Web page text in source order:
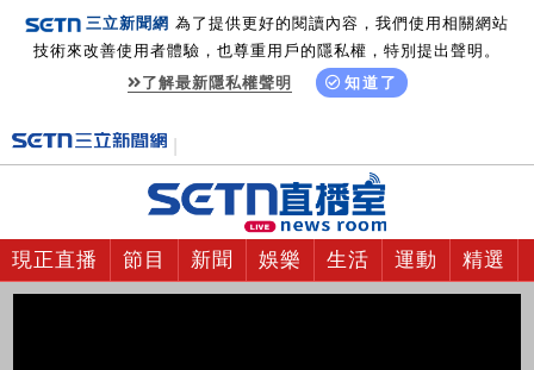
三立新聞網 為了提供更好的閱讀內容，我們使用相關網站
技術來改善使用者體驗，也尊重用戶的隱私權，特別提出聲明。
了解最新隱私權聲明
知道了
現正直播 節目 新聞 娛樂 生活 運動 精選